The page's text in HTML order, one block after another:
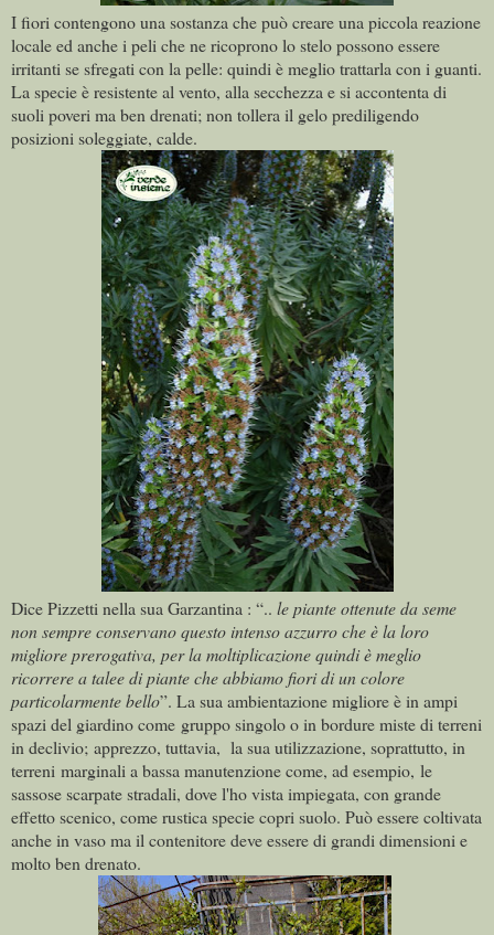
I fiori contengono una sostanza che può creare una piccola reazione
locale ed anche i peli che ne ricoprono lo stelo possono essere
irritanti se sfregati con la pelle: quindi è meglio trattarla con i guanti.
La specie è resistente al vento, alla secchezza e si accontenta di
suoli poveri ma ben drenati; non tollera il gelo prediligendo
posizioni soleggiate, calde.
Dice Pizzetti nella sua Garzantina : “.. le piante ottenute da seme
non sempre conservano questo intenso azzurro che è la loro
migliore prerogativa, per la moltiplicazione quindi è meglio
ricorrere a talee di piante che abbiamo fiori di un colore
particolarmente bello”. La sua ambientazione migliore è in ampi
spazi del giardino come gruppo singolo o in bordure miste di terreni
in declivio; apprezzo, tuttavia, la sua utilizzazione, soprattutto, in
terreni marginali a bassa manutenzione come, ad esempio, le
sassose scarpate stradali, dove l'ho vista impiegata, con grande
effetto scenico, come rustica specie copri suolo. Può essere coltivata
anche in vaso ma il contenitore deve essere di grandi dimensioni e
molto ben drenato.